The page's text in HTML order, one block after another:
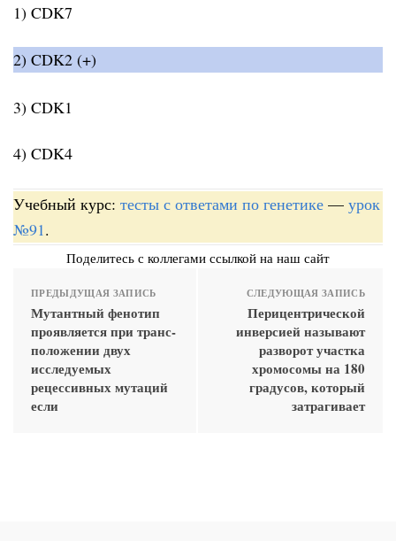
1) CDK7
2) CDK2 (+)
3) CDK1
4) CDK4
Учебный курс: тесты с ответами по генетике — урок
№91.
Поделитесь с коллегами ссылкой на наш сайт
ПРЕДЫДУЩАЯ ЗАПИСЬ
Мутантный фенотип
проявляется при транс-
положении двух
исследуемых
рецессивных мутаций
если
СЛЕДУЮЩАЯ ЗАПИСЬ
Перицентрической
инверсией называют
разворот участка
хромосомы на 180
градусов, который
затрагивает